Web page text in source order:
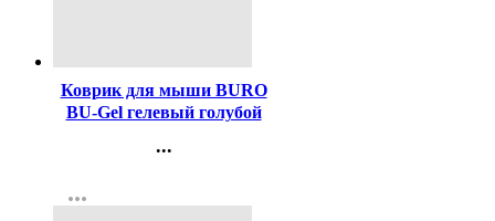
Коврик для мыши BURO
BU-Gel гелевый голубой
...
Регистрация
more_horiz